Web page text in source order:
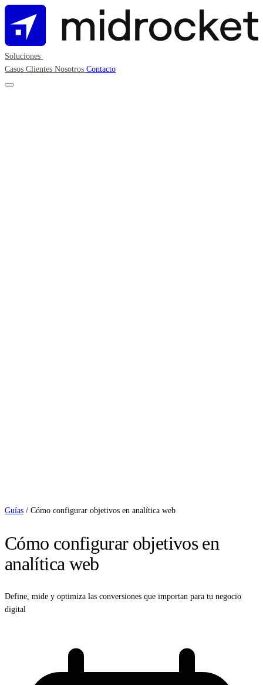
Soluciones
Casos Clientes Nosotros Contacto
Guías / Cómo configurar objetivos en analítica web
Cómo configurar objetivos en
analítica web
Define, mide y optimiza las conversiones que importan para tu negocio
digital